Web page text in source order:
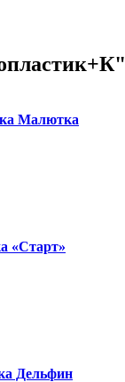
Малютка
«Старт»
Дельфин